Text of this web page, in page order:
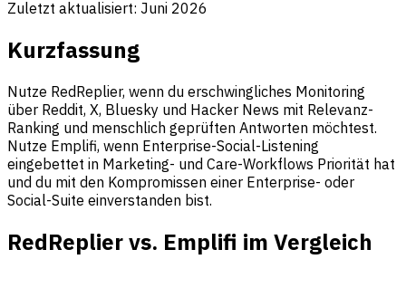
Zuletzt aktualisiert: Juni 2026
Kurzfassung
Nutze RedReplier, wenn du erschwingliches Monitoring
über Reddit, X, Bluesky und Hacker News mit Relevanz-
Ranking und menschlich geprüften Antworten möchtest.
Nutze Emplifi, wenn Enterprise-Social-Listening
eingebettet in Marketing- und Care-Workflows Priorität hat
und du mit den Kompromissen einer Enterprise- oder
Social-Suite einverstanden bist.
RedReplier vs. Emplifi im Vergleich